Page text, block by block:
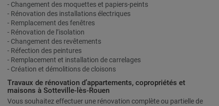
- Changement des moquettes et papiers-peints
- Rénovation des installations électriques
- Remplacement des fenêtres
- Rénovation de l’isolation
- Changement des revêtements
- Réfection des peintures
- Remplacement et installation de carrelages
- Création et démolitions de cloisons
Travaux de rénovation d’appartements, copropriétés et
maisons à Sotteville-lès-Rouen
Vous souhaitez effectuer une rénovation complète ou partielle de